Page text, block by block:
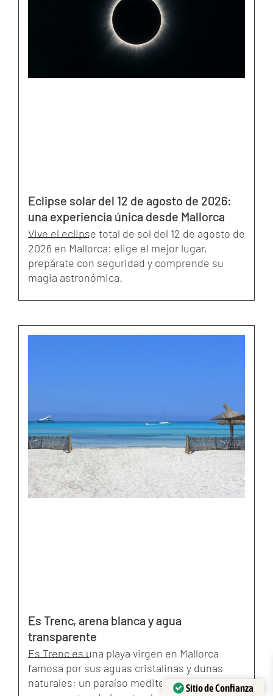
Eclipse solar del 12 de agosto de 2026:
una experiencia única desde Mallorca
Vive el eclipse total de sol del 12 de agosto de
2026 en Mallorca: elige el mejor lugar,
prepárate con seguridad y comprende su
magia astronómica.
Es Trenc, arena blanca y agua
transparente
Es Trenc es una playa virgen en Mallorca
famosa por sus aguas cristalinas y dunas
naturales; un paraíso mediterráneo perfecto
Sitio de Confianza